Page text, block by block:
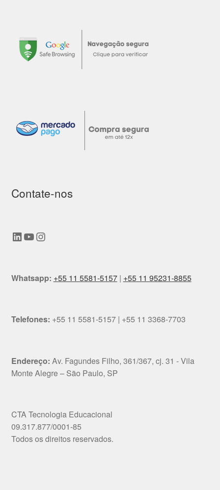
Contate-nos
LinkedIn
Youtube
Instagram
Whatsapp: +55 11 5581-5157| +55 11 95231-8855
Telefones: +55 11 5581-5157 | +55 11 3368-7703
Endereço: Av. Fagundes Filho, 361/367, cj. 31 - Vila
Monte Alegre – São Paulo, SP
CTA Tecnologia Educacional
09.317.877/0001-85
Todos os direitos reservados.